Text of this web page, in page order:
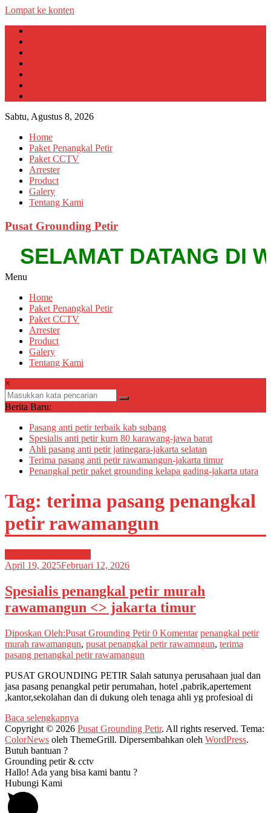
Lompat ke konten
Sabtu, Agustus 8, 2026
Home
Paket Penangkal Petir
Paket CCTV
Arrester
Product
Galery
Tentang Kami
Pusat Grounding Petir
SELAMAT DATANG DI
Menu
Home
Paket Penangkal Petir
Paket CCTV
Arrester
Product
Galery
Tentang Kami
×
Berita Baru:
Pasang anti petir terbaik kab subang
Spesialis anti petir kurn 80 karawang-jawa barat
Ahli pasang anti petir jatinegara-jakarta selatan
Terima pasang anti petir rawamangun-jakarta timur
Penangkal petir paket grounding kelapa gading-jakarta utara
Tag: terima pasang penangkal
petir rawamangun
April 19, 2025Februari 12, 2026
Spesialis penangkal petir murah
rawamangun <> jakarta timur
Diposkan Oleh:Pusat Grounding Petir0 Komentar penangkal petir
murah rawamangun, pusat penangkal petir rawamngun, terima
pasang penangkal petir rawamangun
PUSAT GROUNDING PETIR Salah satunya perusahaan jual dan
jasa pasang penangkal petir perumahan, hotel ,pabrik,apertement
,kantor,sekolahan dan di dukung oleh tenaga ahli yg profesioal di
Baca selengkapnya
Copyright © 2026 Pusat Grounding Petir. All rights reserved. Tema:
ColorNews oleh ThemeGrill. Dipersembahkan oleh WordPress.
Butuh bantuan ?
Grounding petir & cctv
Hallo! Ada yang bisa kami bantu ?
Hubungi Kami